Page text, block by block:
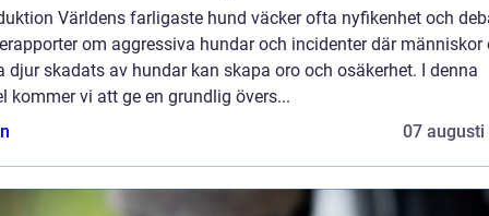
Världens farligaste hund väcker ofta nyfikenhet och
om aggressiva hundar och incidenter där människor
djur skadats av hundar kan skapa oro och osäkerhet. I denna
kommer vi att ge en grundlig övers...
07 augusti